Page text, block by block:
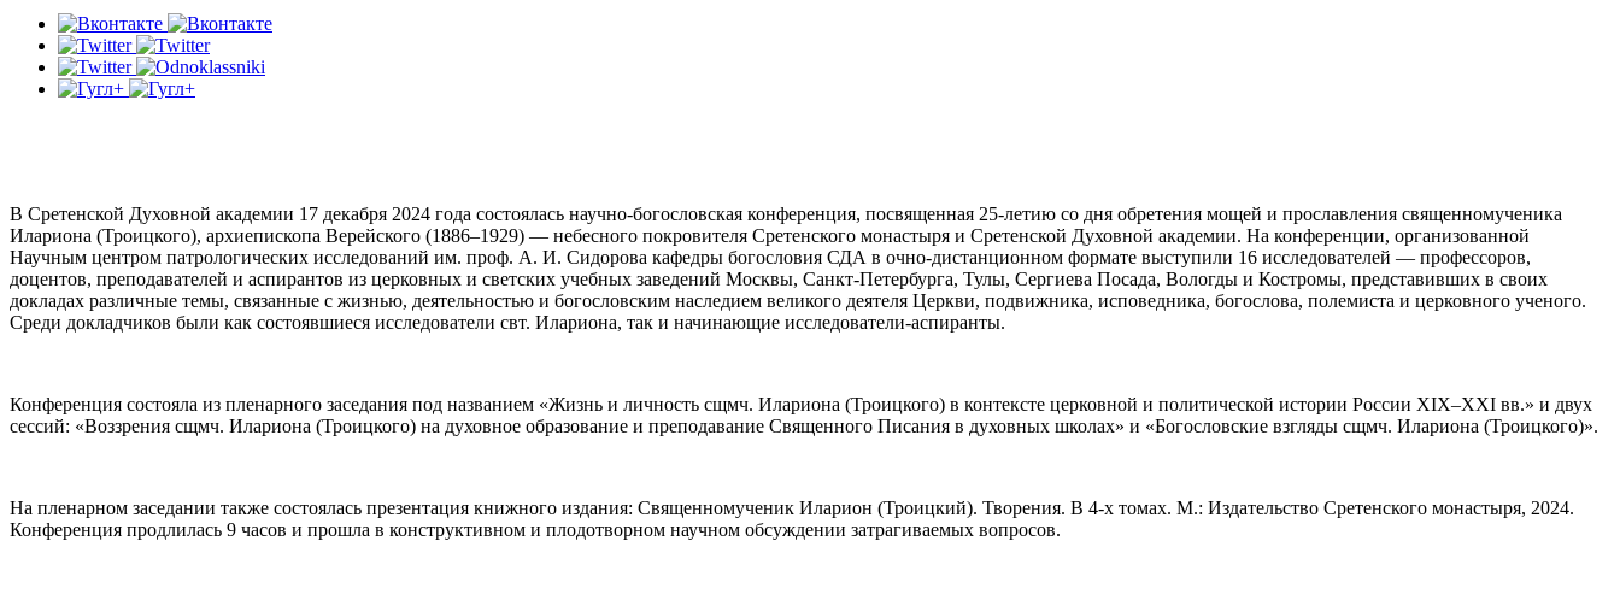
В Сретенской Духовной академии 17 декабря 2024 года состоялась научно-богословская конференция, посвященная 25-летию со дня обретения мощей и прославления священномученика
Илариона (Троицкого), архиепископа Верейского (1886–1929) — небесного покровителя Сретенского монастыря и Сретенской Духовной академии. На конференции, организованной
Научным центром патрологических исследований им. проф. А. И. Сидорова кафедры богословия СДА в очно-дистанционном формате выступили 16 исследователей — профессоров,
доцентов, преподавателей и аспирантов из церковных и светских учебных заведений Москвы, Санкт-Петербурга, Тулы, Сергиева Посада, Вологды и Костромы, представивших в своих
докладах различные темы, связанные с жизнью, деятельностью и богословским наследием великого деятеля Церкви, подвижника, исповедника, богослова, полемиста и церковного ученого.
Среди докладчиков были как состоявшиеся исследователи свт. Илариона, так и начинающие исследователи-аспиранты.
Конференция состояла из пленарного заседания под названием «Жизнь и личность сщмч. Илариона (Троицкого) в контексте церковной и политической истории России XIX–XXI вв.» и двух
сессий: «Воззрения сщмч. Илариона (Троицкого) на духовное образование и преподавание Священного Писания в духовных школах» и «Богословские взгляды сщмч. Илариона (Троицкого)».
На пленарном заседании также состоялась презентация книжного издания: Священномученик Иларион (Троицкий). Творения. В 4-х томах. М.: Издательство Сретенского монастыря, 2024.
Конференция продлилась 9 часов и прошла в конструктивном и плодотворном научном обсуждении затрагиваемых вопросов.